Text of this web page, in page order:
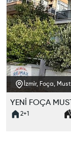
İzmir, Foça,
2+1